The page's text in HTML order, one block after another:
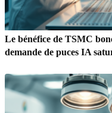
Le bénéfice de TSMC
demande de puces IA